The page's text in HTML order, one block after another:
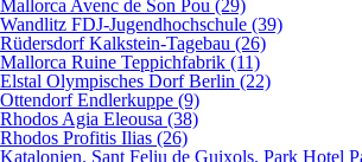
Mallorca Avenc de Son Pou (29)
Wandlitz FDJ-Jugendhochschule (39)
Rüdersdorf Kalkstein-Tagebau (26)
Mallorca Ruine Teppichfabrik (11)
Elstal Olympisches Dorf Berlin (22)
Ottendorf Endlerkuppe (9)
Rhodos Agia Eleousa (38)
Rhodos Profitis Ilias (26)
Katalonien. Sant Feliu de Guixols. Park Hotel